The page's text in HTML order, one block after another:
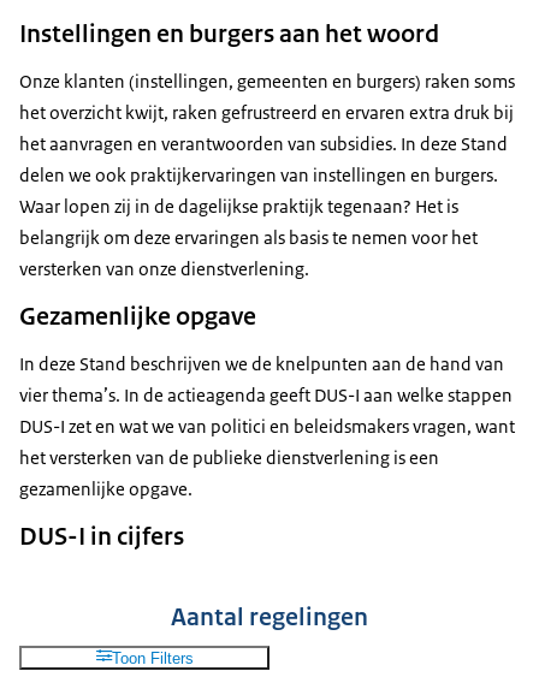
Instellingen en burgers aan het woord
Onze klanten (instellingen, gemeenten en burgers) raken soms
het overzicht kwijt, raken gefrustreerd en ervaren extra druk bij
het aanvragen en verantwoorden van subsidies. In deze Stand
delen we ook praktijkervaringen van instellingen en burgers.
Waar lopen zij in de dagelijkse praktijk tegenaan? Het is
belangrijk om deze ervaringen als basis te nemen voor het
versterken van onze dienstverlening.
Gezamenlijke opgave
In deze Stand beschrijven we de knelpunten aan de hand van
vier thema’s. In de actieagenda geeft DUS-I aan welke stappen
DUS-I zet en wat we van politici en beleidsmakers vragen, want
het versterken van de publieke dienstverlening is een
gezamenlijke opgave.
DUS-I in cijfers
Aantal regelingen
Toon Filters